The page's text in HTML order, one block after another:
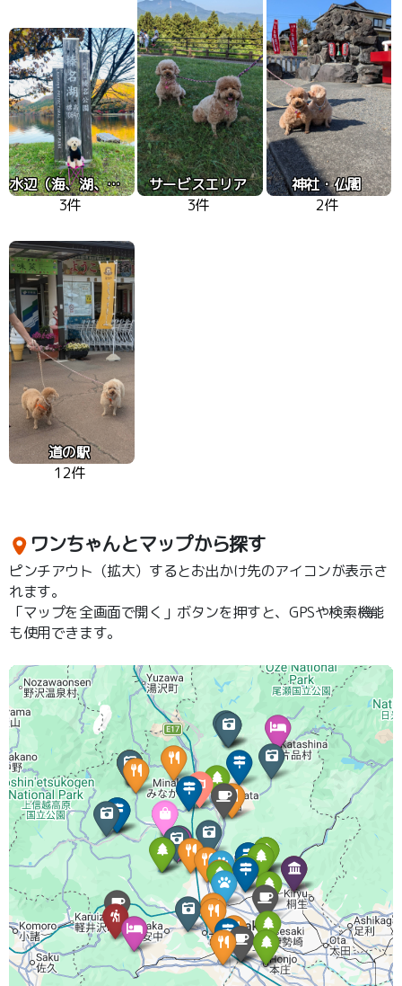
水辺（海、湖、川）
3件
サービスエリア
3件
神社・仏閣
2件
道の駅
12件
ワンちゃんとマップから探す
ピンチアウト（拡大）するとお出かけ先のアイコンが表示さ
れます。
「マップを全画面で開く」ボタンを押すと、GPSや検索機能
も使用できます。